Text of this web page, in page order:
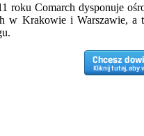
roku Comarch dysponuje
w Krakowie i